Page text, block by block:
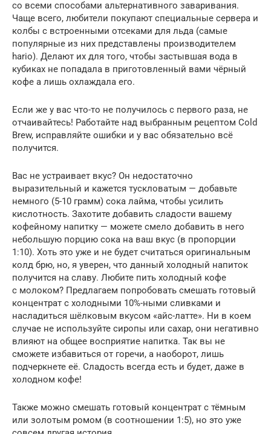
со всеми способами альтернативного заваривания.
Чаще всего, любители покупают специальные сервера и
колбы с встроенными отсеками для льда (самые
популярные из них представлены производителем
hario). Делают их для того, чтобы застывшая вода в
кубиках не попадала в приготовленный вами чёрный
кофе а лишь охлаждала его.
Если же у вас что-то не получилось с первого раза, не
отчаивайтесь! Работайте над выбранным рецептом Cold
Brew, исправляйте ошибки и у вас обязательно всё
получится.
Вас не устраивает вкус? Он недостаточно
выразительный и кажется тускловатым — добавьте
немного (5-10 грамм) сока лайма, чтобы усилить
кислотность. Захотите добавить сладости вашему
кофейному напитку — можете смело добавить в него
небольшую порцию сока на ваш вкус (в пропорции
1:10). Хоть это уже и не будет считаться оригинальным
колд брю, но, я уверен, что данный холодный напиток
получится на славу. Любите пить холодный кофе
с молоком? Предлагаем попробовать смешать готовый
концентрат с холодными 10%-ными сливками и
насладиться шёлковым вкусом «айс-латте». Ни в коем
случае не используйте сиропы или сахар, они негативно
влияют на общее восприятие напитка. Так вы не
сможете избавиться от горечи, а наоборот, лишь
подчеркнете её. Сладость всегда есть и будет, даже в
холодном кофе!
Также можно смешать готовый концентрат с тёмным
или золотым ромом (в соотношении 1:5), но это уже